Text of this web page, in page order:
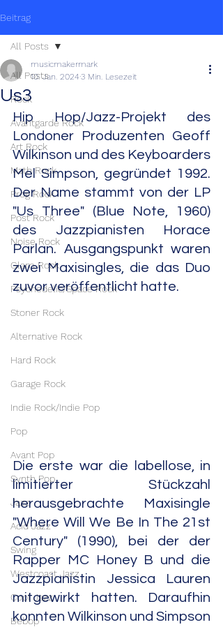
Beitrag
All Posts
Rock
Avantgarde Rock
Art Rock
Math Rock
Prog Rock
Post Rock
Noise Rock
Glam Rock
Psychedelic/Space Rock
Stoner Rock
Alternative Rock
Hard Rock
Garage Rock
Indie Rock/Indie Pop
Pop
Avant Pop
Synth Pop
Jazz
Acid Jazz
Swing
Westcoast Jazz
Cool Jazz
Bebop
All Posts
Us3
musicmakermark
10. Jan. 20243 Min. Lesezeit
Hip Hop/Jazz-Projekt des
Londoner Produzenten Geoff
Wilkinson und des Keyboarders
Mel Simpson, gegründet 1992.
Der Name stammt von der LP
"Us Three" (Blue Note, 1960)
des Jazzpianisten Horace
Parlan. Ausgangspunkt waren
zwei Maxisingles, die das Duo
zuvor veröffentlicht hatte.
Die erste war die labellose, in
limitierter Stückzahl
herausgebrachte Maxisingle
"Where Will We Be In The 21st
Century" (1990), bei der der
Rapper MC Honey B und die
Jazzpianistin Jessica Lauren
mitgewirkt hatten. Daraufhin
konnten Wilkinson und Simpson